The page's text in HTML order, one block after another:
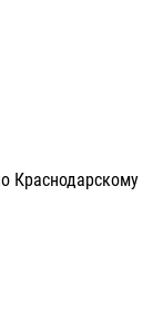
Краснодарскому